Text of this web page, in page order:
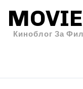
Киноблог За